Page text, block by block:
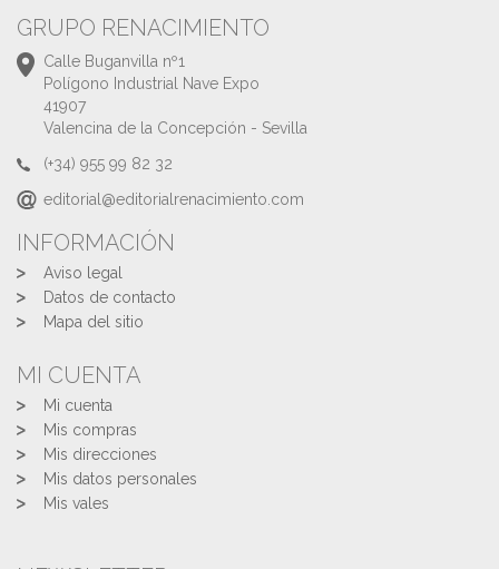
GRUPO RENACIMIENTO
Calle Buganvilla nº1
Polígono Industrial Nave Expo
41907
Valencina de la Concepción - Sevilla
(+34) 955 99 82 32
editorial@editorialrenacimiento.com
INFORMACIÓN
Aviso legal
Datos de contacto
Mapa del sitio
MI CUENTA
Mi cuenta
Mis compras
Mis direcciones
Mis datos personales
Mis vales